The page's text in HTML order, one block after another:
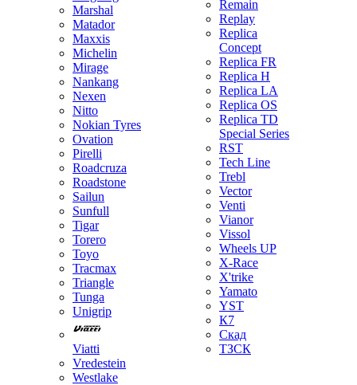
Marshal
Matador
Maxxis
Michelin
Mirage
Nankang
Nexen
Nitto
Nokian Tyres
Ovation
Pirelli
Roadcruza
Roadstone
Sailun
Sunfull
Tigar
Torero
Toyo
Tracmax
Triangle
Tunga
Unigrip
Viatti
Vredestein
Westlake
Remain
Replay
Replica
Concept
Replica FR
Replica H
Replica LA
Replica OS
Replica TD
Special Series
RST
Tech Line
Trebl
Vector
Venti
Vianor
Vissol
Wheels UP
X-Race
X'trike
Yamato
YST
К7
Скад
ТЗСК